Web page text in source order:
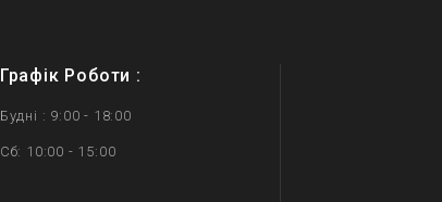
Графік Роботи :
Будні : 9:00 - 18:00
Сб: 10:00 - 15:00